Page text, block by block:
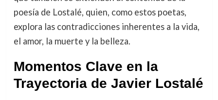
poesía de Lostalé, quien, como estos poetas,
explora las contradicciones inherentes a la vida,
el amor, la muerte y la belleza.
Momentos Clave en la
Trayectoria de Javier Lostalé